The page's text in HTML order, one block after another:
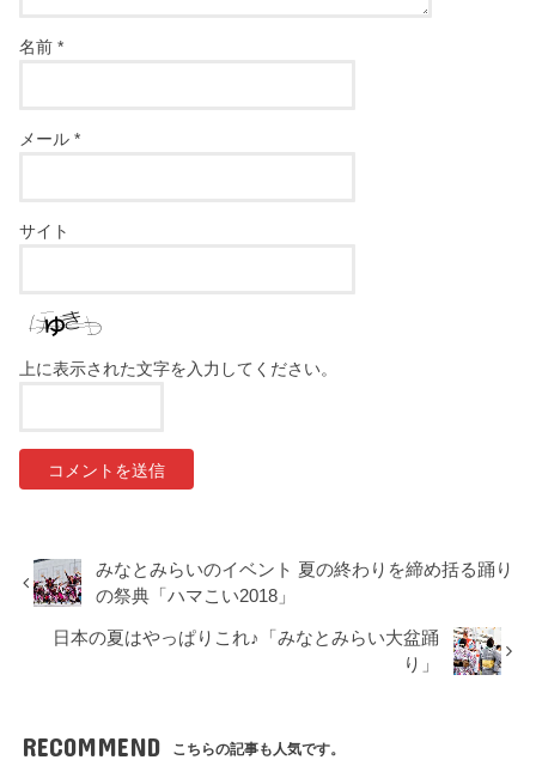
名前*
メール*
サイト
上に表示された文字を入力してください。
みなとみらいのイベント 夏の終わりを締め括る踊り
の祭典「ハマこい2018」
日本の夏はやっぱりこれ♪「みなとみらい大盆踊
り」
RECOMMEND こちらの記事も人気です。